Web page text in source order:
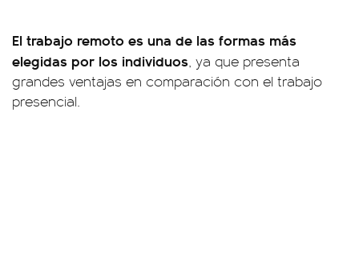
El trabajo remoto es una de las formas más
elegidas por los individuos, ya que presenta
grandes ventajas en comparación con el trabajo
presencial.